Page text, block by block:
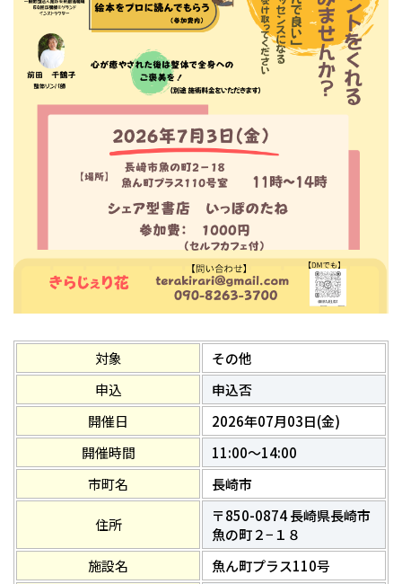
対象
その他
申込
申込否
開催日
2026年07月03日(金)
開催時間
11:00～14:00
市町名
長崎市
住所
〒850-0874 長崎県長崎市
魚の町２−１８
施設名
魚ん町プラス110号